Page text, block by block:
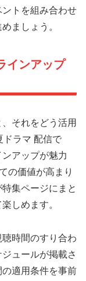
トを組み合わせ
ましょう。
インアップ
それをどう活用
ドラマ 配信で
アップが魅力
の価値が高まり
集ページにまと
しめます。
時間のすり合わ
ュールが掲載さ
適用条件を事前